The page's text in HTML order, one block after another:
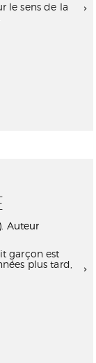
le sens de la
Auteur
garçon est
plus tard,